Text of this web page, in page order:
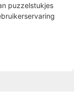
puzzelstukjes